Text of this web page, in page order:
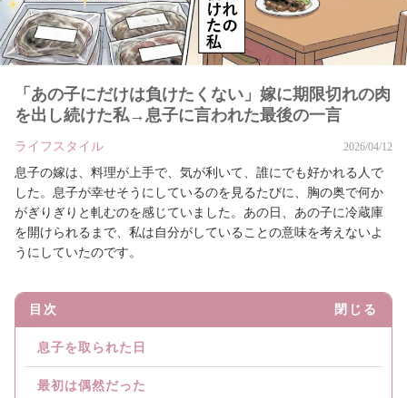
「あの子にだけは負けたくない」嫁に期限切れの肉
を出し続けた私→息子に言われた最後の一言
ライフスタイル 2026/04/12
息子の嫁は、料理が上手で、気が利いて、誰にでも好かれる人で
した。息子が幸せそうにしているのを見るたびに、胸の奥で何か
がぎりぎりと軋むのを感じていました。あの日、あの子に冷蔵庫
を開けられるまで、私は自分がしていることの意味を考えないよ
うにしていたのです。
目次 閉じる
息子を取られた日
最初は偶然だった